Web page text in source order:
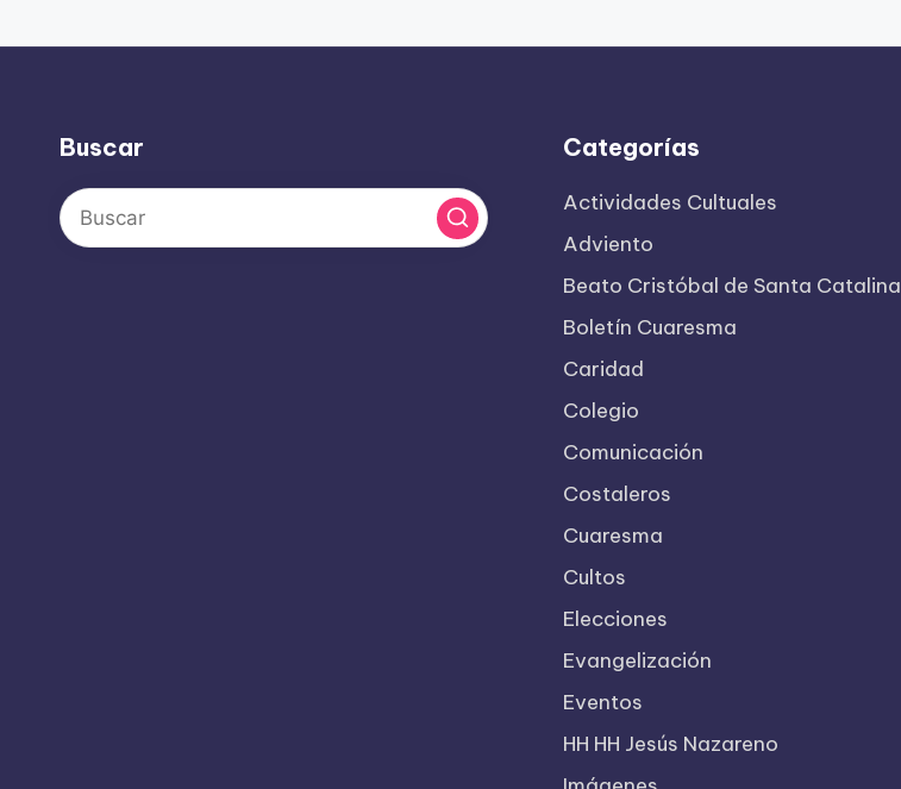
Buscar Categorías
Actividades Cultuales
Adviento
Beato Cristóbal de Santa Catalina
Boletín Cuaresma
Caridad
Colegio
Comunicación
Costaleros
Cuaresma
Cultos
Elecciones
Evangelización
Eventos
HH HH Jesús Nazareno